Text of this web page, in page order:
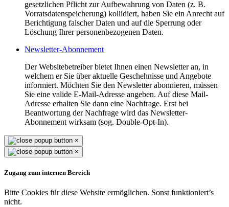
gesetzlichen Pflicht zur Aufbewahrung von Daten (z. B.
Vorratsdatenspeicherung) kollidiert, haben Sie ein Anrecht auf
Berichtigung falscher Daten und auf die Sperrung oder
Löschung Ihrer personenbezogenen Daten.
Newsletter-Abonnement
Der Websitebetreiber bietet Ihnen einen Newsletter an, in
welchem er Sie über aktuelle Geschehnisse und Angebote
informiert. Möchten Sie den Newsletter abonnieren, müssen
Sie eine valide E-Mail-Adresse angeben. Auf diese Mail-
Adresse erhalten Sie dann eine Nachfrage. Erst bei
Beantwortung der Nachfrage wird das Newsletter-
Abonnement wirksam (sog. Double-Opt-In).
×
×
Zugang zum internen Bereich
Bitte Cookies für diese Website ermöglichen. Sonst funktioniert’s
nicht.